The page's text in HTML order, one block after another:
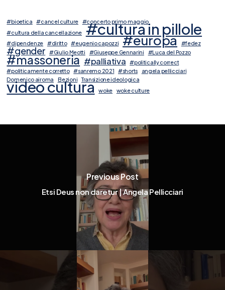
#bioetica #cancel culture
#concerto primo maggio
#cultura della cancellazione #cultura in pillole
#dipendenze #diritto #eugenio capozzi #europa #fedez
#gender #Giulio Meotti #Giuseppe Gennarini #Luca del Pozzo
#massoneria #palliativa
#politically correct
#politicamente corretto #sanremo 2021 #shorts
angela pellicciari
Domenico airoma
Elezioni Transizione ideologica
video cultura woke woke culture
Previous Post
Etsi Deus non daretur | Angela Pellicciari